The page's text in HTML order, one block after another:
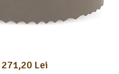
271,20 Lei